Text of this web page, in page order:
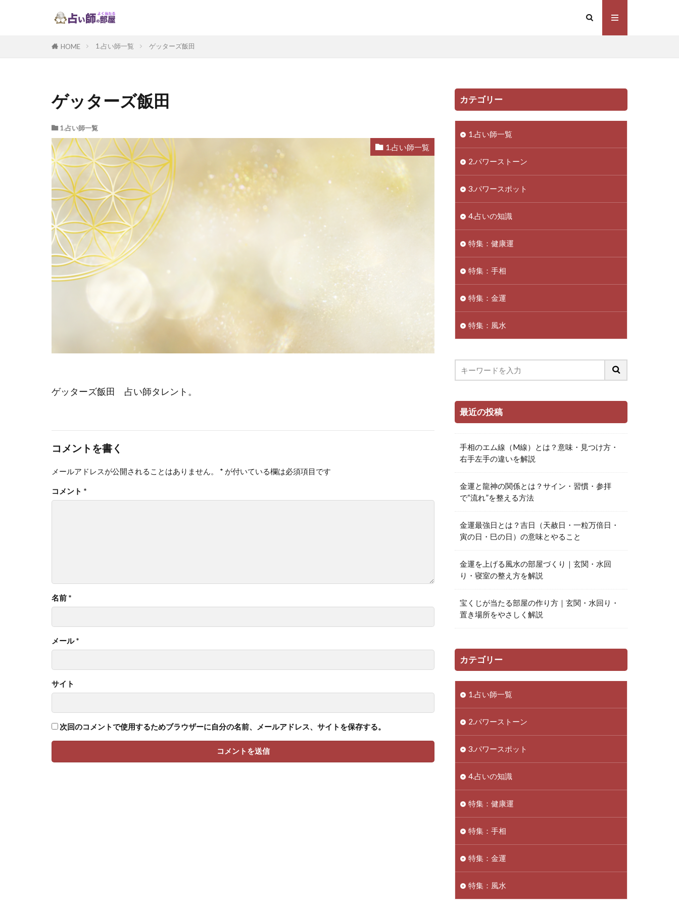
HOME 1.占い師一覧 ゲッターズ飯田
ゲッターズ飯田
1.占い師一覧
1.占い師一覧
ゲッターズ飯田 占い師タレント。
コメントを書く
メールアドレスが公開されることはありません。 * が付いている欄は必須項目です
コメント *
名前 *
メール*
サイト
次回のコメントで使用するためブラウザーに自分の名前、メールアドレス、サイトを保存する。
カテゴリー
1.占い師一覧
2.パワーストーン
3.パワースポット
4.占いの知識
特集：健康運
特集：手相
特集：金運
特集：風水
最近の投稿
手相のエム線（M線）とは？意味・見つけ方・
右手左手の違いを解説
金運と龍神の関係とは？サイン・習慣・参拝
で“流れ”を整える方法
金運最強日とは？吉日（天赦日・一粒万倍日・
寅の日・巳の日）の意味とやること
金運を上げる風水の部屋づくり｜玄関・水回
り・寝室の整え方を解説
宝くじが当たる部屋の作り方｜玄関・水回り・
置き場所をやさしく解説
カテゴリー
1.占い師一覧
2.パワーストーン
3.パワースポット
4.占いの知識
特集：健康運
特集：手相
特集：金運
特集：風水